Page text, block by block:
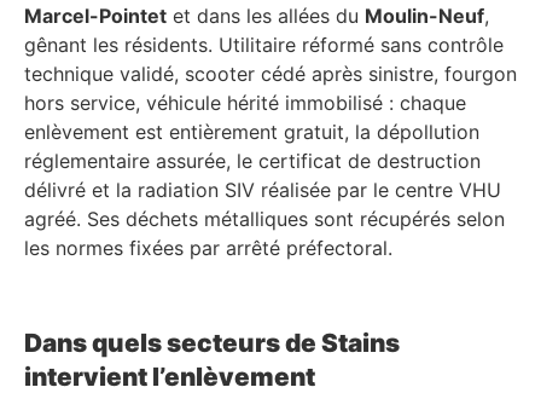
Marcel-Pointet et dans les allées du Moulin-Neuf,
gênant les résidents. Utilitaire réformé sans contrôle
technique validé, scooter cédé après sinistre, fourgon
hors service, véhicule hérité immobilisé : chaque
enlèvement est entièrement gratuit, la dépollution
réglementaire assurée, le certificat de destruction
délivré et la radiation SIV réalisée par le centre VHU
agréé. Ses déchets métalliques sont récupérés selon
les normes fixées par arrêté préfectoral.
Dans quels secteurs de Stains
intervient l’enlèvement